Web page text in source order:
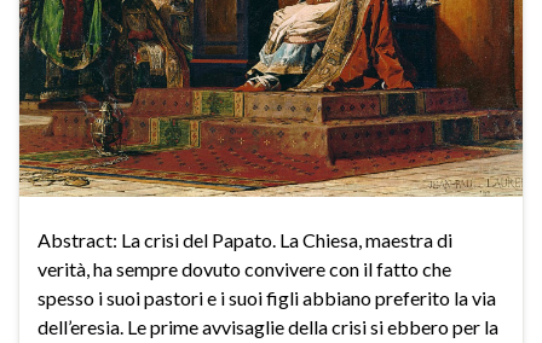
Abstract: La crisi del Papato. La Chiesa, maestra di
verità, ha sempre dovuto convivere con il fatto che
spesso i suoi pastori e i suoi figli abbiano preferito la via
dell’eresia. Le prime avvisaglie della crisi si ebbero per la